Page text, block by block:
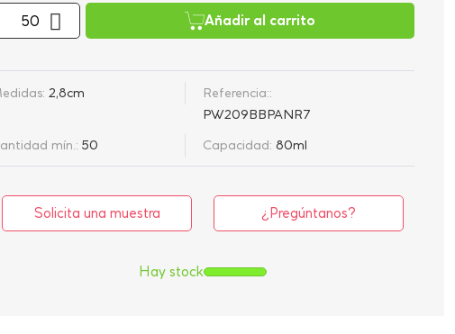
Añadir al carrito
2,8cm
Referencia::
PW209BBPANR7
mín.: 50 Capacidad: 80ml
Solicita una muestra ¿Pregúntanos?
Hay stock